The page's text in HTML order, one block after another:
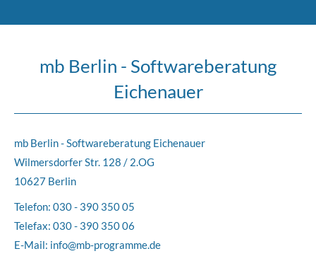
mb Berlin - Softwareberatung
Eichenauer
mb Berlin - Softwareberatung Eichenauer
Wilmersdorfer Str. 128 / 2.OG
10627 Berlin
Telefon: 030 - 390 350 05
Telefax: 030 - 390 350 06
E-Mail: info@mb-programme.de